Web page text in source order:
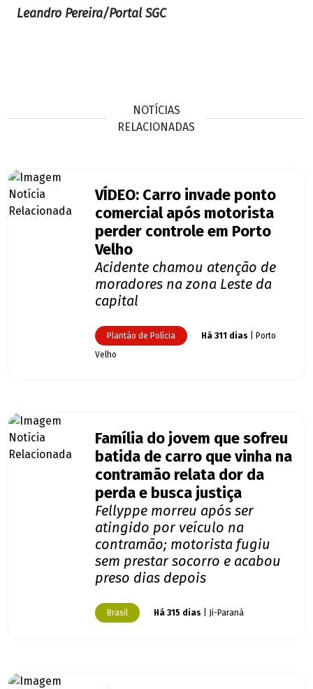
Leandro Pereira/Portal SGC
NOTÍCIAS
RELACIONADAS
VÍDEO: Carro invade ponto
comercial após motorista
perder controle em Porto
Velho
Acidente chamou atenção de
moradores na zona Leste da
capital
Plantão de Polícia Há 311 dias | Porto
Velho
Família do jovem que sofreu
batida de carro que vinha na
contramão relata dor da
perda e busca justiça
Fellyppe morreu após ser
atingido por veículo na
contramão; motorista fugiu
sem prestar socorro e acabou
preso dias depois
Brasil Há 315 dias | Ji-Paraná